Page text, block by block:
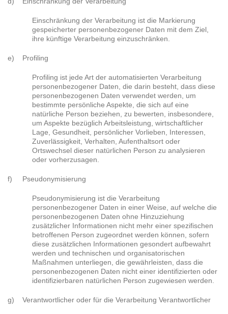
Einschränkung der Verarbeitung ist die Markierung
gespeicherter personenbezogener Daten mit dem Ziel,
ihre künftige Verarbeitung einzuschränken.
e) Profiling
Profiling ist jede Art der automatisierten Verarbeitung
personenbezogener Daten, die darin besteht, dass diese
personenbezogenen Daten verwendet werden, um
bestimmte persönliche Aspekte, die sich auf eine
natürliche Person beziehen, zu bewerten, insbesondere,
um Aspekte bezüglich Arbeitsleistung, wirtschaftlicher
Lage, Gesundheit, persönlicher Vorlieben, Interessen,
Zuverlässigkeit, Verhalten, Aufenthaltsort oder
Ortswechsel dieser natürlichen Person zu analysieren
oder vorherzusagen.
f) Pseudonymisierung
Pseudonymisierung ist die Verarbeitung
personenbezogener Daten in einer Weise, auf welche die
personenbezogenen Daten ohne Hinzuziehung
zusätzlicher Informationen nicht mehr einer spezifischen
betroffenen Person zugeordnet werden können, sofern
diese zusätzlichen Informationen gesondert aufbewahrt
werden und technischen und organisatorischen
Maßnahmen unterliegen, die gewährleisten, dass die
personenbezogenen Daten nicht einer identifizierten oder
identifizierbaren natürlichen Person zugewiesen werden.
g) Verantwortlicher oder für die Verarbeitung Verantwortlicher